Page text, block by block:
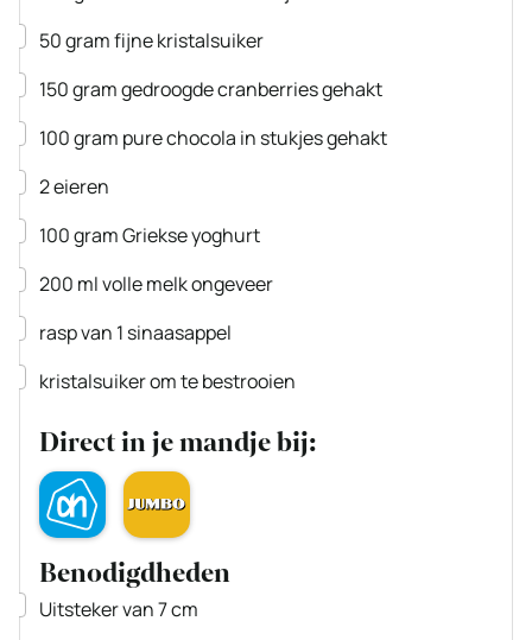
▢
50gramfijne kristalsuiker
▢
150gramgedroogde cranberriesgehakt
▢
100gram pure chocola in stukjes gehakt
▢
2eieren
▢
100gramGriekse yoghurt
▢
200 mlvolle melkongeveer
▢
rasp van 1 sinaasappel
▢
kristalsuiker om te bestrooien
Direct in je mandje bij:
Benodigdheden
▢
Uitsteker van 7 cm